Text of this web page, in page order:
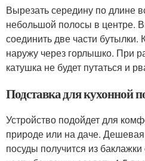
Вырезать середину по длине
небольшой полосы в центре.
соединить две части бутылки.
наружу через горлышко. При
катушка не будет путаться и
Подставка для кухонной
Устройство подойдет для
природе или на даче.
посуды получится из